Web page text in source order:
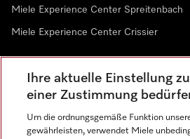
Miele Experience Center Spreitenbach
Miele Experience Center Crissier
Newsletter
Ihre aktuelle Einstellung
einer Zustimmung
Um die ordnungsgemäße Funktion
gewährleisten, verwendet Miele